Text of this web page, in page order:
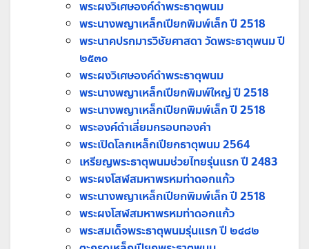
พระผงวิเศษองค์ดำพระธาตุพนม
พระนางพญาเหล็กเปียกพิมพ์เล็ก ปี 2518
พระนาคปรกมารวิชัยศาสดา วัดพระธาตุพนม ปี
๒๕๓๐
พระผงวิเศษองค์ดำพระธาตุพนม
พระนางพญาเหล็กเปียกพิมพ์ใหญ่ ปี 2518
พระนางพญาเหล็กเปียกพิมพ์เล็ก ปี 2518
พระองค์ดำเลี่ยมกรอบทองคำ
พระเปิดโลกเหล็กเปียกธาตุพนม 2564
เหรียญพระธาตุพนมช่วยไทยรุ่นแรก ปี 2483
พระผงโสฬสมหาพรหมท่าดอกแก้ว
พระนางพญาเหล็กเปียกพิมพ์เล็ก ปี 2518
พระผงโสฬสมหาพรหมท่าดอกแก้ว
พระสมเด็จพระธาตุพนมรุ่นแรก ปี ๒๔๘๒